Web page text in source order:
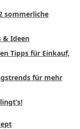
sommerliche
& Ideen
Tipps für Einkauf,
für mehr